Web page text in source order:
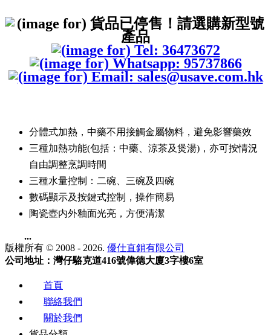
分體式加熱，中藥不用接觸金屬物料，避免影響藥效
三種加熱功能(包括：中藥、涼茶及煲湯)，亦可按情況
自由調整烹調時間
三種水量控制：二碗、三碗及四碗
數碼顯示及按鍵式控制，操作簡易
陶瓷壺内外釉面光亮，方便清潔
...
版權所有 © 2008 - 2026. 優仕直銷有限公司
公司地址：灣仔駱克道416號偉德大廈3字樓6室
首頁
聯絡我們
關於我們